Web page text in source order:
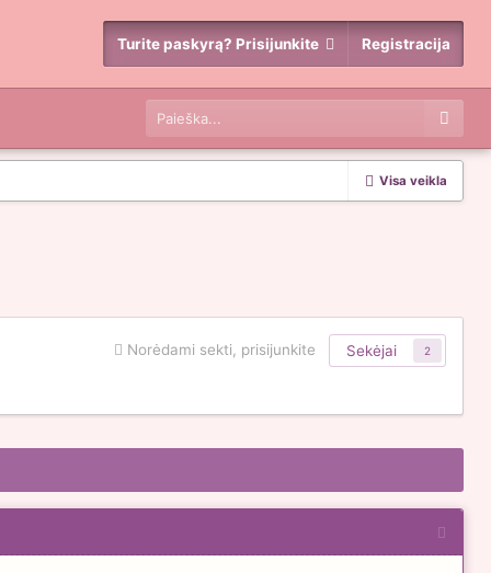
Turite paskyrą? Prisijunkite Registracija
Visa veikla
Norėdami sekti, prisijunkite Sekėjai 2